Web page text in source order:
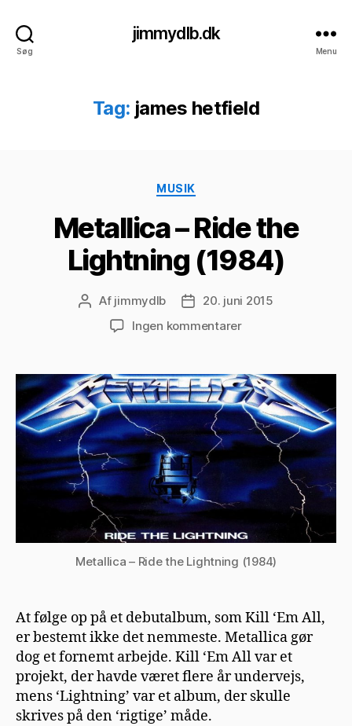
Søg
jimmydlb.dk
Menu
Tag: james hetfield
Kategorier
MUSIK
Metallica – Ride the
Lightning (1984)
Indlægsforfatter
Af jimmydlb Indlægsdato
20. juni 2015
Ingen kommentarertil
Ride
the
Lightning
(1984)
Metallica – Ride the Lightning (1984)
At følge op på et debutalbum, som Kill ‘Em All,
er bestemt ikke det nemmeste. Metallica gør
dog et fornemt arbejde. Kill ‘Em All var et
projekt, der havde været flere år undervejs,
mens ‘Lightning’ var et album, der skulle
skrives på den ‘rigtige’ måde.